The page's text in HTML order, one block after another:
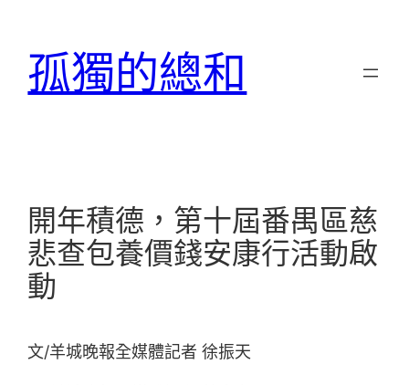
孤獨的總和
開年積德，第十屆番禺區慈
悲查包養價錢安康行活動啟
動
文/羊城晚報全媒體記者 徐振天